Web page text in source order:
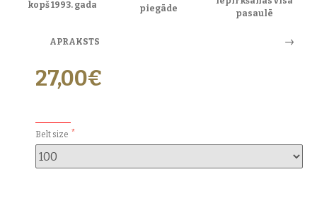
kopš 1993. gada
piegāde
pasaulē
APRAKSTS
27,00€
Belt size